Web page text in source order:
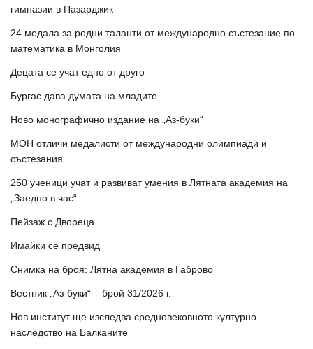
гимназии в Пазарджик
24 медала за родни таланти от международно състезание по
математика в Монголия
Децата се учат едно от друго
Бургас дава думата на младите
Ново монографично издание на „Аз-буки“
МОН отличи медалисти от международни олимпиади и
състезания
250 ученици учат и развиват умения в Лятната академия на
„Заедно в час“
Пейзаж с Двореца
Имайки се предвид
Снимка на броя: Лятна академия в Габрово
Вестник „Аз-буки“ – брой 31/2026 г.
Нов институт ще изследва средновековното културно
наследство на Балканите